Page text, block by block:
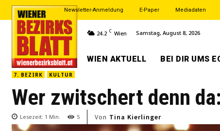
Newsletter-Anmeldung E-Paper Mediadaten
24.2 C Wien Samstag, August 8, 2026
WIEN AKTUELL BEI DIR UMS
7. BEZIRK KULTUR
Wer zwitschert denn
Lesezeit: 1 Min. 5 Von Tina Kierlinger